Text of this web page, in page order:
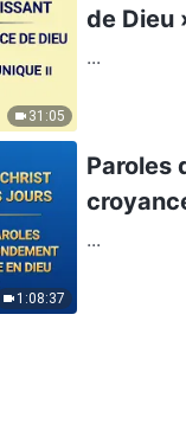
31:05
de Dieu
...
1:08:37
Paroles
...